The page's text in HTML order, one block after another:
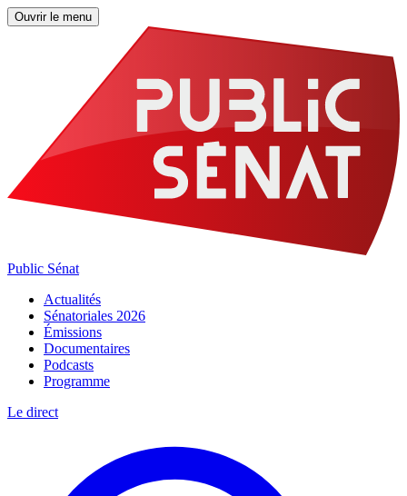
Ouvrir le menu
Public Sénat
Actualités
Sénatoriales 2026
Émissions
Documentaires
Podcasts
Programme
Le direct